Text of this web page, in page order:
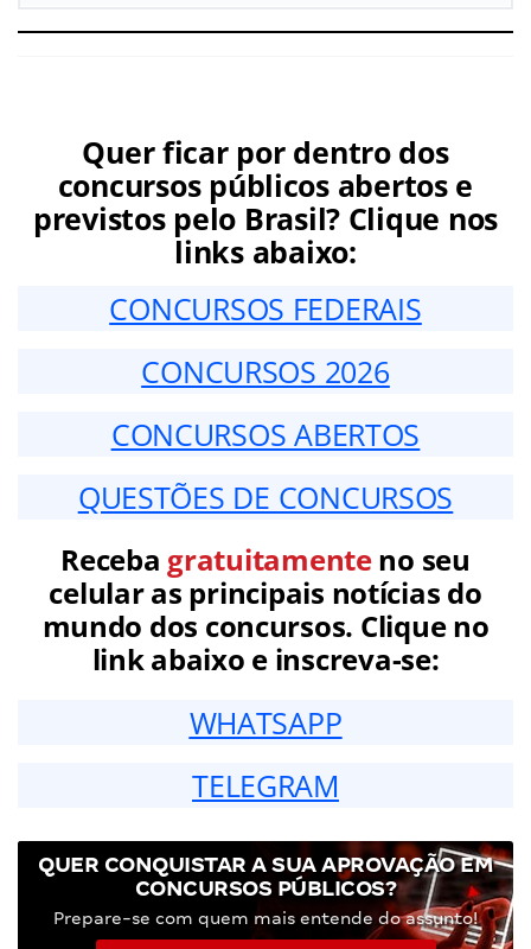
Quer ficar por dentro dos
concursos públicos abertos e
previstos pelo Brasil? Clique nos
links abaixo:
CONCURSOS FEDERAIS
CONCURSOS 2026
CONCURSOS ABERTOS
QUESTÕES DE CONCURSOS
Receba gratuitamenteno seu
celular as principais notícias do
mundo dos concursos. Clique no
link abaixo e inscreva-se:
WHATSAPP
TELEGRAM
QUER CONQUISTAR A SUA APROVAÇÃO EM
CONCURSOS PÚBLICOS?
Prepare-se com quem mais entende do assunto!